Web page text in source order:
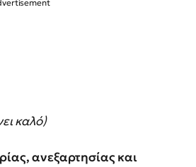
καλό)
ανεξαρτησίας και